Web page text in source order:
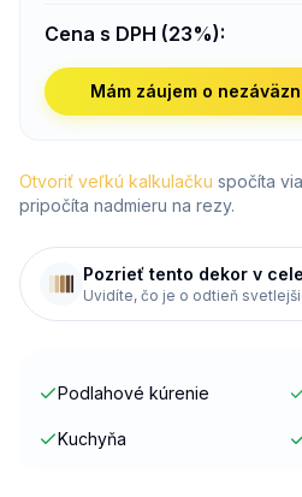
Cena s DPH (23%):
Mám záujem o
Otvoriť veľkú kalkulačku spočíta
pripočíta nadmieru na rezy.
Pozrieť tento dekor v
Uvidíte, čo je o odtieň
Podlahové kúrenie
Kuchyňa